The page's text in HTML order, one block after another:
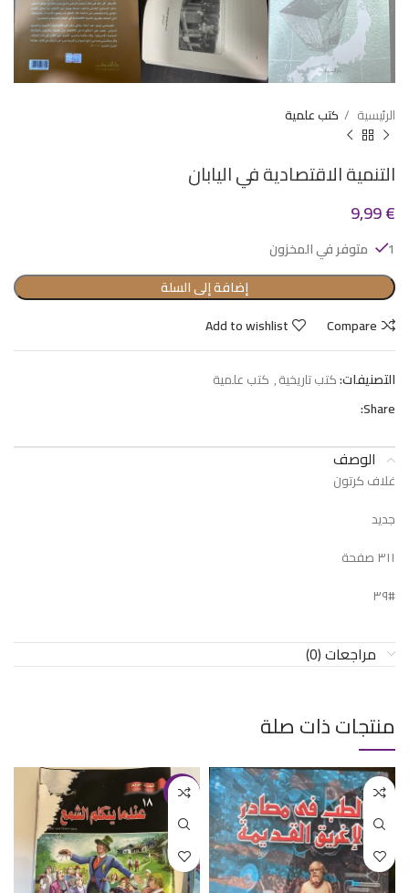
الرئيسية كتب علمية
التنمية الاقتصادية في اليابان
9,99€
1 متوفر في المخزون
إضافة إلى السلة
Compare
Add to wishlist
التصنيفات:كتب تاريخية, كتب علمية
Share:
الوصف
غلاف كرتون
جديد
٣١١ صفحة
#٣٩
مراجعات (0)
منتجات ذات صلة
-44%